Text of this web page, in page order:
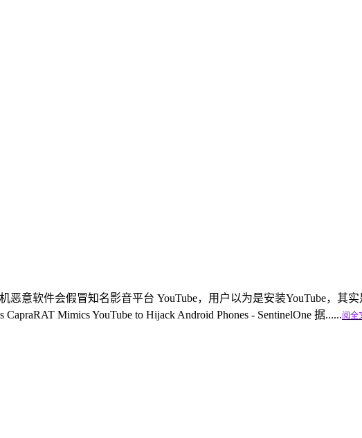
恶意软件会假冒知名影音平台 YouTube，用户以为是安装YouTube，其
Mimics YouTube to Hijack Android Phones - SentinelOne 据......阅全